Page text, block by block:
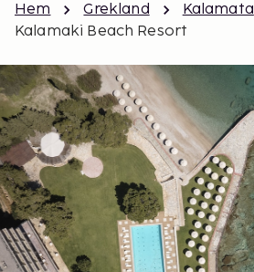
Hem Grekland
Kalamata
Kalamaki Beach Resort